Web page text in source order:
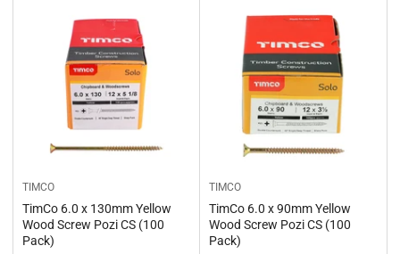
TIMCO
TimCo 6.0 x 130mm Yellow
Wood Screw Pozi CS (100
Pack)
TIMCO
TimCo 6.0 x 90mm Yellow
Wood Screw Pozi CS (100
Pack)